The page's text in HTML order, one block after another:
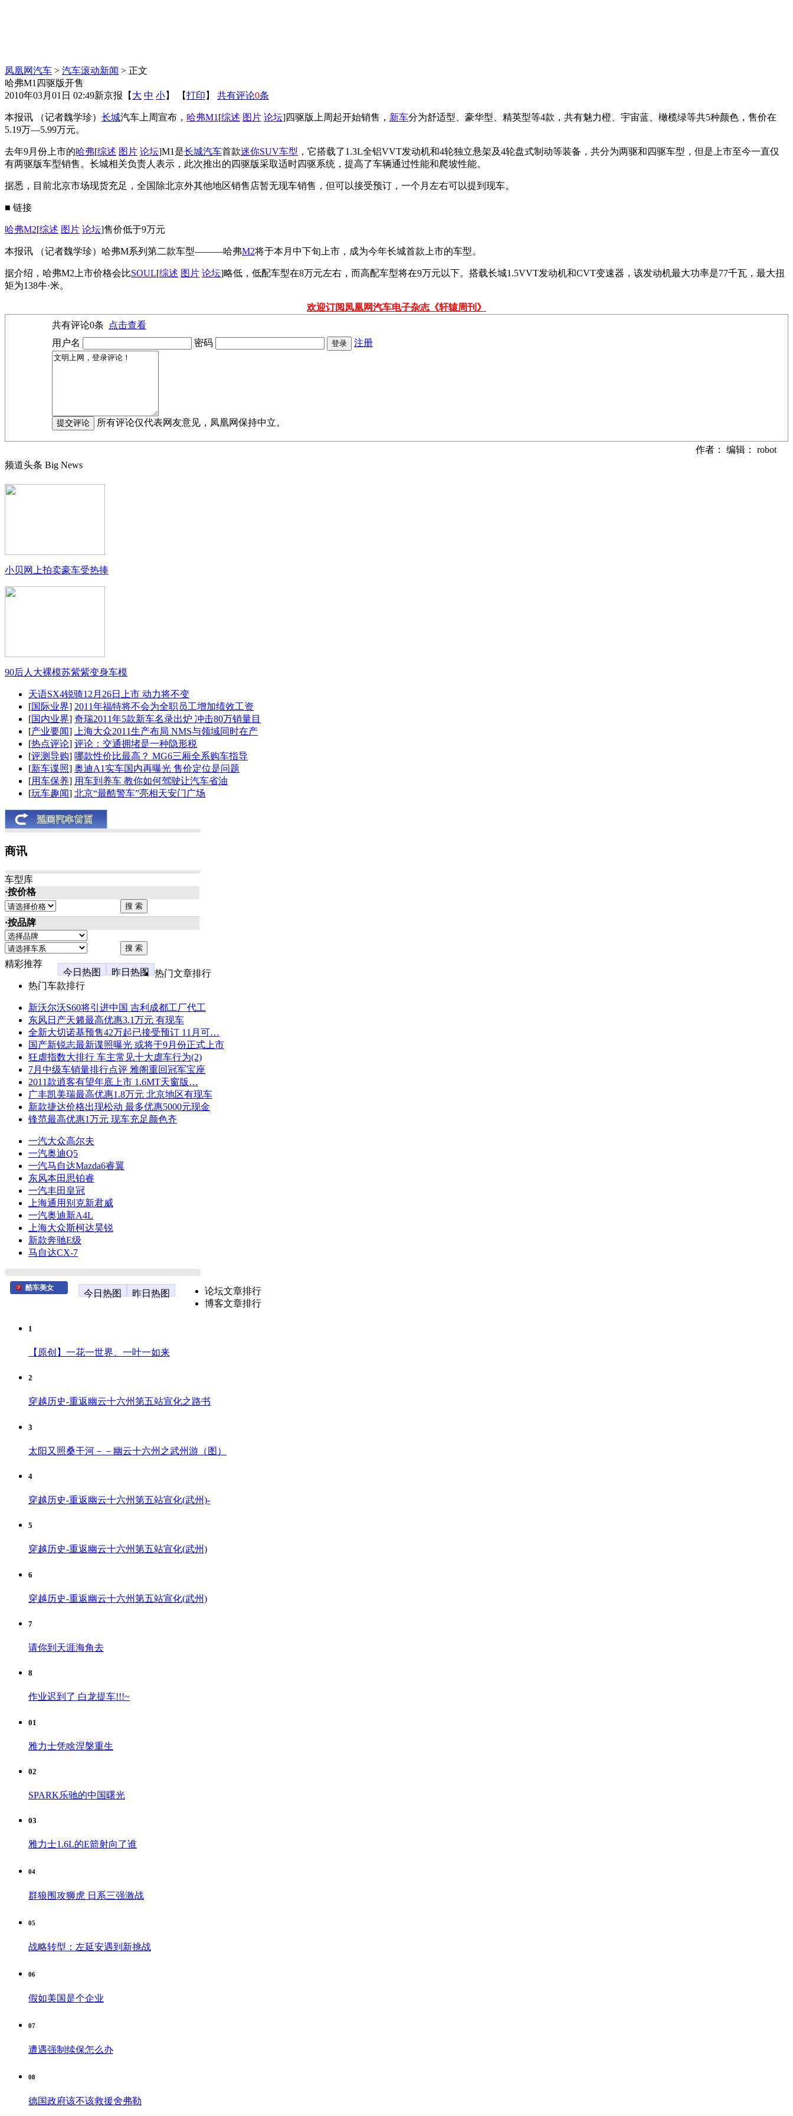
凤凰网汽车 > 汽车滚动新闻 > 正文
哈弗M1四驱版开售
2010年03月01日 02:49新京报 【 大 中 小】 【打印 】 共有评论0条
本报讯 （记者魏学珍） 长城汽车上周宣布， 哈弗M1 [综述 图片 论坛]四驱版上周起开始销售， 新车分为舒适型、豪华型、精英型等4款，共有魅力橙、宇宙蓝、橄榄绿等共5种颜色，售价在
5.19万—5.99万元。
去年9月份上市的哈弗[综述 图片 论坛]M1是长城汽车首款迷你SUV车型 ，它搭载了1.3L全铝VVT发动机和4轮独立悬架及4轮盘式制动等装备，共分为两驱和四驱车型，但是上市至今一直仅
有两驱版车型销售。长城相关负责人表示，此次推出的四驱版采取适时四驱系统，提高了车辆通过性能和爬坡性能。
据悉，目前北京市场现货充足，全国除北京外其他地区销售店暂无现车销售，但可以接受预订，一个月左右可以提到现车。
■ 链接
哈弗M2[综述 图片 论坛]售价低于9万元
本报讯 （记者魏学珍）哈弗M系列第二款车型———哈弗M2将于本月中下旬上市，成为今年长城首款上市的车型。
据介绍，哈弗M2上市价格会比SOUL[综述 图片 论坛]略低，低配车型在8万元左右，而高配车型将在9万元以下。搭载长城1.5VVT发动机和CVT变速器，该发动机最大功率是77千瓦，最大扭
矩为138牛·米。
欢迎订阅凤凰网汽车电子杂志《轩辕周刊》
共有评论0条
点击查看
用户名
密码 注册
所有评论仅代表网友意见，凤凰网保持中立。
作者： 编辑： robot
频道头条 Big News
小贝网上拍卖豪车受热捧
90后人大裸模苏紫紫变身车模
天语SX4锐骑12月26日上市 动力将不变
[国际业界] 2011年福特将不会为全职员工增加绩效工资
[国内业界] 奇瑞2011年5款新车名录出炉 冲击80万销量目
[产业要闻]
上海大众2011生产布局 NMS与领域同时在产
[热点评论] 评论：交通拥堵是一种隐形税
[评测导购] 哪款性价比最高？ MG6三厢全系购车指导
[新车谍照] 奥迪A1实车国内再曝光 售价定位是问题
[用车保养] 用车到养车 教你如何驾驶让汽车省油
[玩车趣闻] 北京“最酷警车”亮相天安门广场
商讯
车型库
·按价格
·按品牌
精彩推荐
今日热图
昨日热图
热门文章排行
热门车款排行
新沃尔沃S60将引进中国 吉利成都工厂代工
东风日产天籁最高优惠3.1万元 有现车
全新大切诺基预售42万起已接受预订 11月可…
国产新锐志最新谍照曝光 或将于9月份正式上市
狂虐指数大排行 车主常见十大虐车行为(2)
7月中级车销量排行点评 雅阁重回冠军宝座
2011款逍客有望年底上市 1.6MT天窗版…
广丰凯美瑞最高优惠1.8万元 北京地区有现车
新款捷达价格出现松动 最多优惠5000元现金
锋范最高优惠1万元 现车充足颜色齐
一汽大众高尔夫
一汽奥迪Q5
一汽马自达Mazda6睿翼
东风本田思铂睿
一汽丰田皇冠
上海通用别克新君威
一汽奥迪新A4L
上海大众斯柯达昊锐
新款奔驰E级
马自达CX-7
酷车美女
今日热图 昨日热图
论坛文章排行
博客文章排行
1
【原创】一花一世界、一叶一如来
2
穿越历史-重返幽云十六州第五站宣化之路书
3
太阳又照桑干河－－幽云十六州之武州游（图）
4
穿越历史-重返幽云十六州第五站宣化(武州)-
5
穿越历史-重返幽云十六州第五站宣化(武州)
6
穿越历史-重返幽云十六州第五站宣化(武州)
7
请你到天涯海角去
8
作业迟到了 白龙提车!!!~
01
雅力士凭啥涅槃重生
02
SPARK乐驰的中国曙光
03
雅力士1.6L的E箭射向了谁
04
群狼围攻狮虎 日系三强激战
05
战略转型：左延安遇到新挑战
06
假如美国是个企业
07
遭遇强制续保怎么办
08
德国政府该不该救援舍弗勒